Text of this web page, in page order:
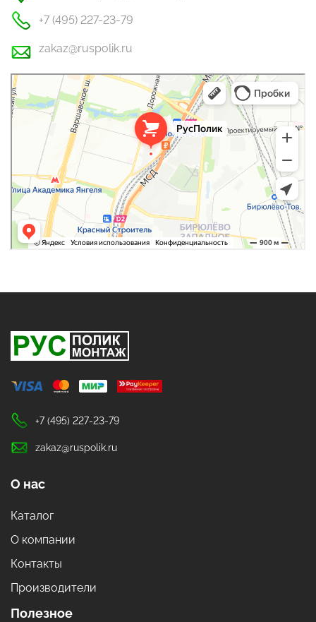
+7 (495) 227-23-79
zakaz@ruspolik.ru
РусПолик
Оргстекло, поликарбонат в Москве
Строительные и отделочные работы в Москве
+7 (495) 227-23-79
zakaz@ruspolik.ru
О нас
Каталог
О компании
Контакты
Производители
Полезное